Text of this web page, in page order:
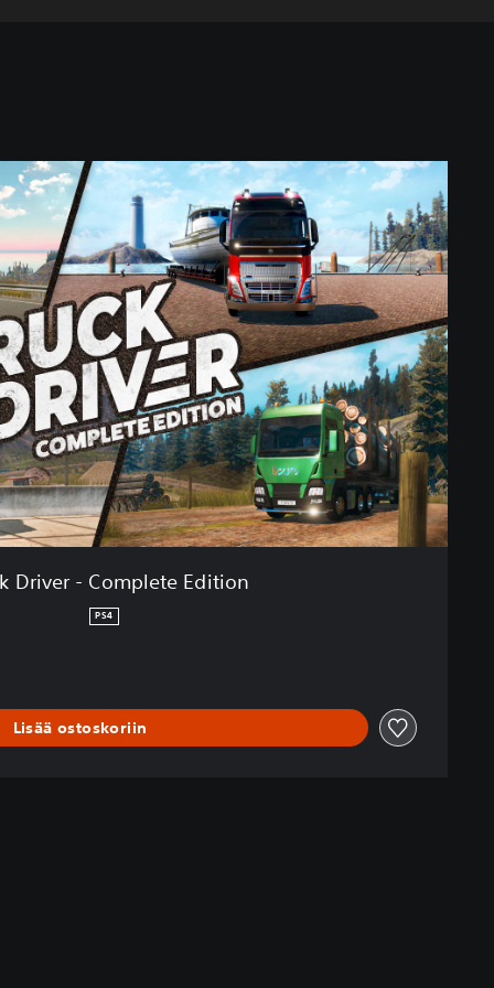
Driver - Complete Edition
PS4
Lisää ostoskoriin